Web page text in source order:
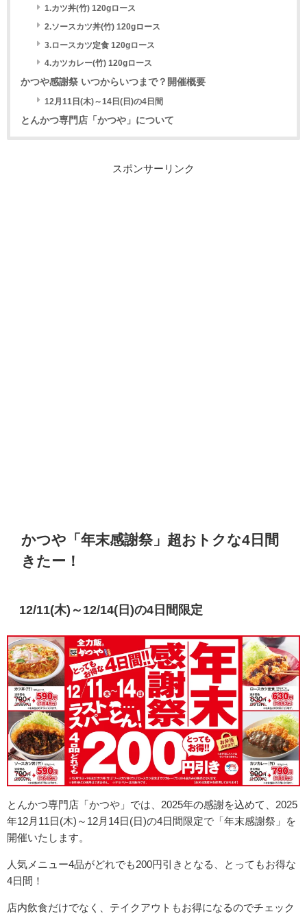
1.カツ丼(竹) 120gロース
2.ソースカツ丼(竹) 120gロース
3.ロースカツ定食 120gロース
4.カツカレー(竹) 120gロース
かつや感謝祭 いつからいつまで？開催概要
12月11日(木)～14日(日)の4日間
とんかつ専門店「かつや」について
スポンサーリンク
かつや「年末感謝祭」超おトクな4日間
きたー！
12/11(木)～12/14(日)の4日間限定
とんかつ専門店「かつや」では、 2025年の感謝を込めて、2025
年12月11日(木)～12月14日(日)の4日間限定で「年末感謝祭」を
開催いたします。
人気メニュー4品がどれでも200円引きとなる、とってもお得な
4日間！
店内飲食だけでなく、テイクアウトもお得になるのでチェック